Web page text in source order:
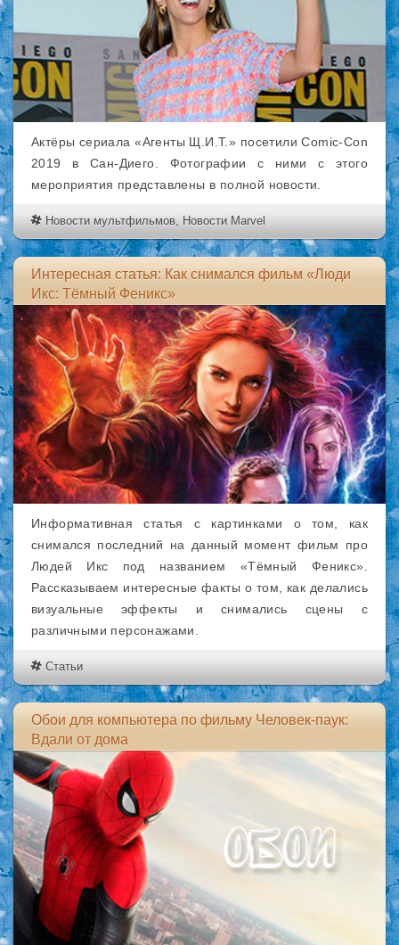
Актёры сериала «Агенты Щ.И.Т.» посетили Comic-Con
2019 в Сан-Диего. Фотографии с ними с этого
мероприятия представлены в полной новости.
Новости мультфильмов, Новости Marvel
Интересная статья: Как снимался фильм «Люди
Икс: Тёмный Феникс»
Информативная статья с картинками о том, как
снимался последний на данный момент фильм про
Людей Икс под названием «Тёмный Феникс».
Рассказываем интересные факты о том, как делались
визуальные эффекты и снимались сцены с
различными персонажами.
Статьи
Обои для компьютера по фильму Человек-паук:
Вдали от дома